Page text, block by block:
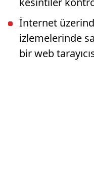
İnternet
izlemelerinde
bir web